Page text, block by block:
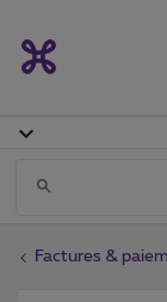
Factures &